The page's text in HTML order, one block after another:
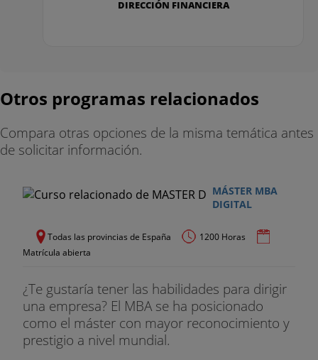
• Diagnóstico del proceso de Innovación.
• Innovación en sentido amplio. 10 tipos de
innovación.
• Estrategias de negocio y Modelos de Innovación.
• Innovación abierta.
• Proceso de desarrollo de productos y servicios
• Project Management en la innovación
empresarial.
DIRECCIÓN FINANCIERA
Otros programas relacionados
Compara otras opciones de la misma temática antes
de solicitar información.
MÁSTER MBA
DIGITAL
Todas las provincias de España
1200 Horas
Matrícula abierta
¿Te gustaría tener las habilidades para dirigir
una empresa? El MBA se ha posicionado
como el máster con mayor reconocimiento y
prestigio a nivel mundial.